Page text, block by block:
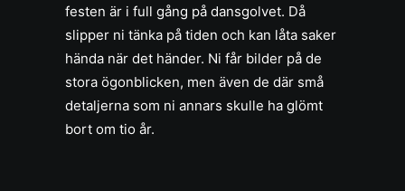
festen är i full gång på dansgolvet. Då
slipper ni tänka på tiden och kan låta saker
hända när det händer. Ni får bilder på de
stora ögonblicken, men även de där små
detaljerna som ni annars skulle ha glömt
bort om tio år.